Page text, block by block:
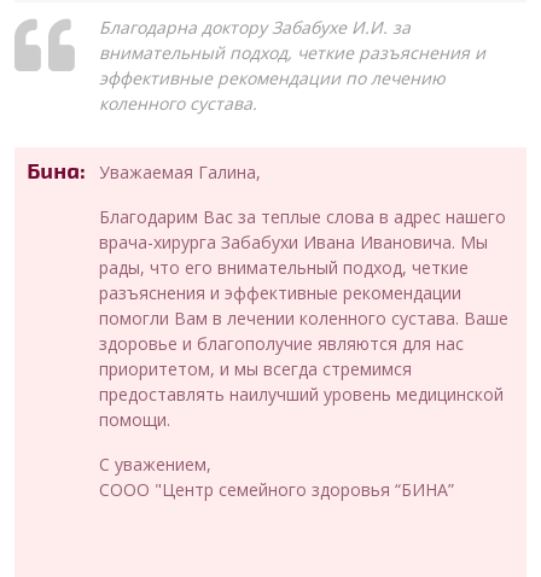
Благодарна доктору Забабухе И.И. за
внимательный подход, четкие разъяснения и
эффективные рекомендации по лечению
коленного сустава.
Бина:
Уважаемая Галина,
Благодарим Вас за теплые слова в адрес нашего
врача-хирурга Забабухи Ивана Ивановича. Мы
рады, что его внимательный подход, четкие
разъяснения и эффективные рекомендации
помогли Вам в лечении коленного сустава. Ваше
здоровье и благополучие являются для нас
приоритетом, и мы всегда стремимся
предоставлять наилучший уровень медицинской
помощи.
С уважением,
СООО "Центр семейного здоровья “БИНА”